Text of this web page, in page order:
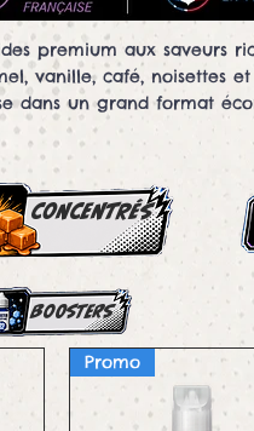
premium aux saveurs
vanille, café, noisettes
dans un grand format
concentrés
boosters
Promo